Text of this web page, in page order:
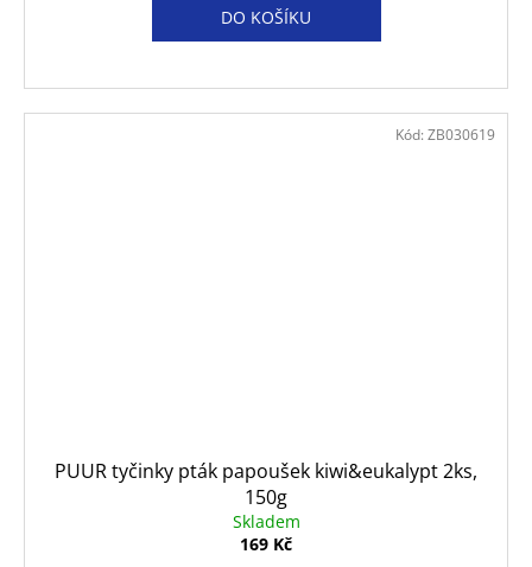
DO KOŠÍKU
PUUR tyčinky pták papoušek kiwi&eukalypt 2ks,
150g
Skladem
169 Kč
Kód: ZB030619